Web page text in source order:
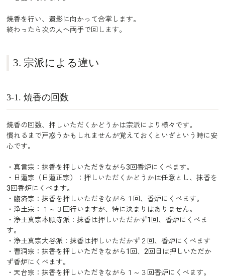
焼香を行い、遺影に向かって合掌します。
終わったら次の人へ両手で回します。
3. 宗派による違い
3-1. 焼香の回数
焼香の回数、押しいただくかどうかは宗派により様々です。
慣れるまで戸惑うかもしれませんが覚えておくといざという時に安
心です。
・真言宗：抹香を押しいただきながら3回香炉にくべます。
・日蓮宗（日蓮正宗）：押しいただくかどうかは任意とし、抹香を
3回香炉にくべます。
・臨済宗：抹香を押しいただきながら１回、香炉にくべます。
・浄土宗：１～３回行いますが、特に決まりはありません。
・浄土真宗本願寺派：抹香は押しいただかず1回、香炉にくべま
す。
・浄土真宗大谷派：抹香は押しいただかず２回、香炉にくべます
・曹洞宗：抹香を押しいただきながら1回、2回目は押しいただか
ず香炉にくべます。
・天台宗：抹香を押しいただきながら１～３回香炉にくべます。